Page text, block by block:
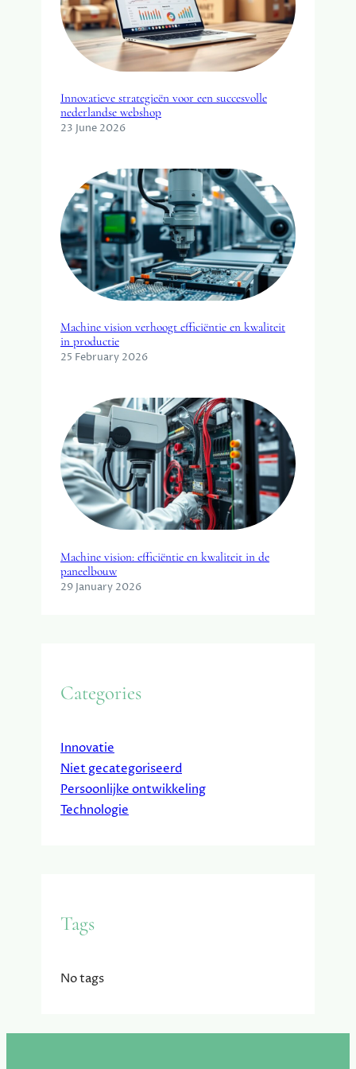
Innovatieve strategieën voor een succesvolle
nederlandse webshop
23 June 2026
Machine vision verhoogt efficiëntie en kwaliteit
in productie
25 February 2026
Machine vision: efficiëntie en kwaliteit in de
paneelbouw
29 January 2026
Categories
Innovatie
Niet gecategoriseerd
Persoonlijke ontwikkeling
Technologie
Tags
No tags